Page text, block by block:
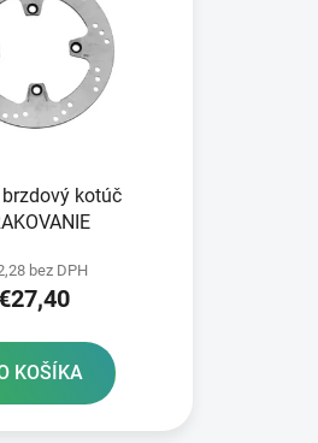
kotúč
bez DPH
KOŠÍKA